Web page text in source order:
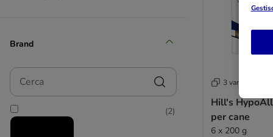
Bosch
Briantos
Brit
Canibit
Caniland
Brand
Cerca
(2)
3 varianti
Hill's
per cane
6 x 200 g